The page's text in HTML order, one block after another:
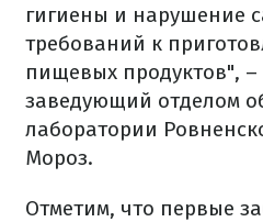
гигиены и нарушение
требований к
пищевых продуктов",
заведующий отделом
лаборатории
Мороз.
Отметим, что первые